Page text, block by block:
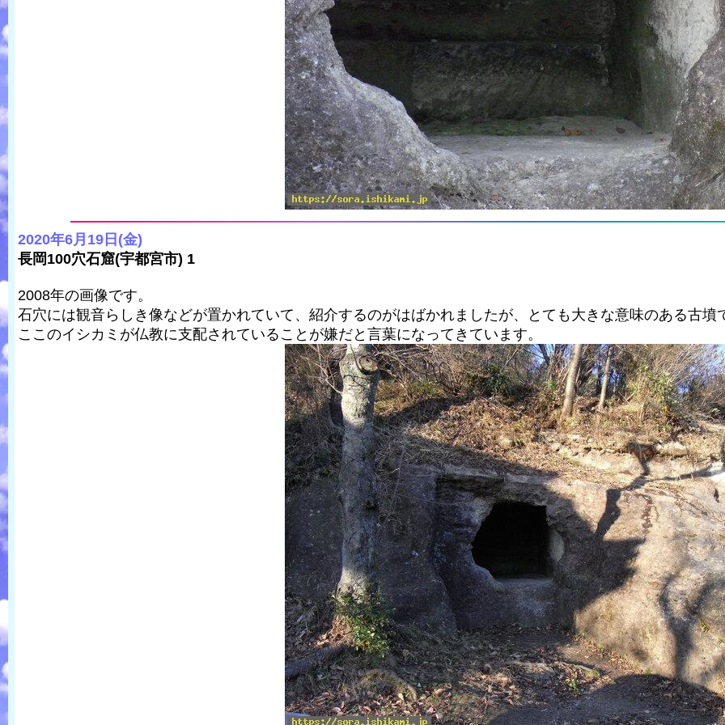
2020年6月19日(金)
長岡100穴石窟(宇都宮市) 1
2008年の画像です。
石穴には観音らしき像などが置かれていて、紹介するのがはばかれましたが、とても大きな意味のある古墳
ここのイシカミが仏教に支配されていることが嫌だと言葉になってきています。